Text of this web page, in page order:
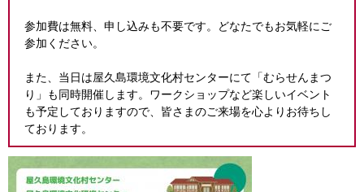
参加費は無料、申し込みも不要です。どなたでもお気軽にご
参加ください。
また、当日は屋久島環境文化村センターにて「むらせんまつ
り」も同時開催します。ワークショップなど楽しいイベント
も予定しておりますので、皆さまのご来場を心よりお待ちし
ております。